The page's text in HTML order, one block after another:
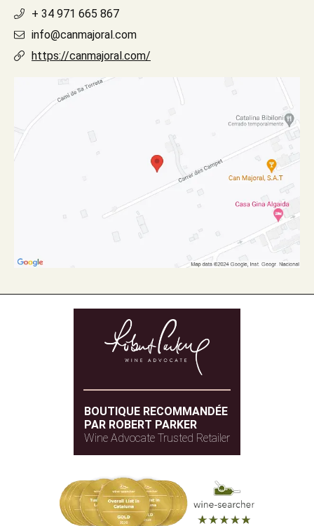
+ 34 971 665 867
info@canmajoral.com
https://canmajoral.com/
BOUTIQUE RECOMMANDÉE
PAR ROBERT PARKER
Wine Advocate Trusted Retailer